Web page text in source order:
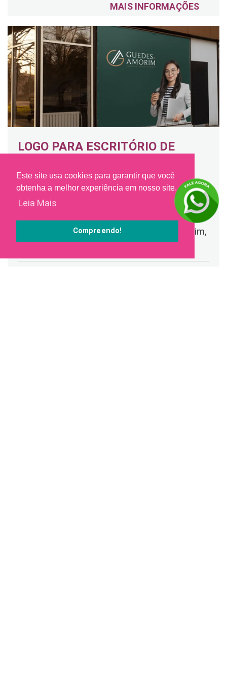
Este site usa cookies para garantir que você
obtenha a melhor experiência em nosso site.
Leia Mais
Compreendo!
MAIS INFORMAÇÕES
LOGO PARA ESCRITÓRIO DE
JURÍDICA – SANTOS (SP)
Santos SP
Criação de identidade visual elegante e
profissional para o escritório Guedes Amorim,
reforçando credibilidade e sofisticação.